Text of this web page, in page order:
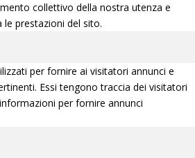
collettivo della nostra utenza e
le prestazioni del sito.
per fornire ai visitatori annunci e
Essi tengono traccia dei visitatori
per fornire annunci